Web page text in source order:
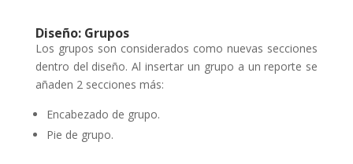
Diseño: Grupos
Los grupos son considerados como nuevas secciones
dentro del diseño. Al insertar un grupo a un reporte se
añaden 2 secciones más:
Encabezado de grupo.
Pie de grupo.